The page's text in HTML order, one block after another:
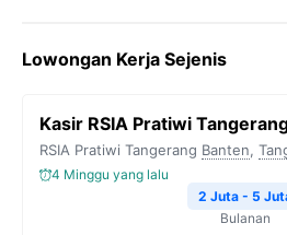
Lowongan Kerja Sejenis
Kasir RSIA Pratiwi
RSIA Pratiwi Tangerang Banten,
4 Minggu yang lalu
2 Juta - 5
Bulanan